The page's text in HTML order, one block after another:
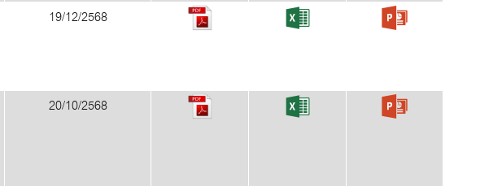
19/12/2568
20/10/2568